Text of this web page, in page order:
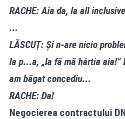
RACHE: Aia da, la all
...
LĂSCUȚ: Și n-are nicio
la p...a, „Ia fă mă hârtia
am băgat concediu...
RACHE: Da!
Negocierea contractului